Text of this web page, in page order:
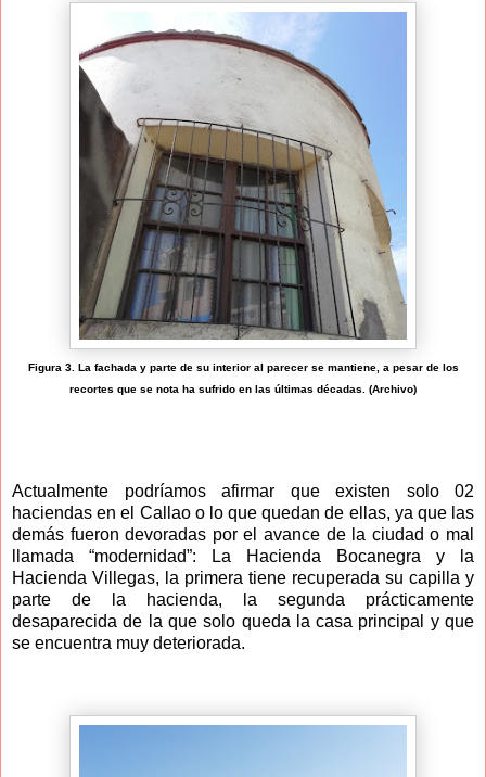
Figura 3. La fachada y parte de su interior al parecer se mantiene, a pesar de los
recortes que se nota ha sufrido en las últimas décadas. (Archivo)
Actualmente podríamos afirmar que existen solo 02
haciendas en el Callao o lo que quedan de ellas, ya que las
demás fueron devoradas por el avance de la ciudad o mal
llamada “modernidad”: La Hacienda Bocanegra y la
Hacienda Villegas, la primera tiene recuperada su capilla y
parte de la hacienda, la segunda prácticamente
desaparecida de la que solo queda la casa principal y que
se encuentra muy deteriorada.